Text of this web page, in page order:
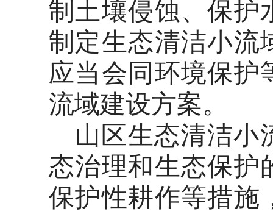
制土壤侵蚀、保护
制定生态清洁小流
应当会同环境保护
流域建设方案。
山区生态清洁小
态治理和生态保护
保护性耕作等措施